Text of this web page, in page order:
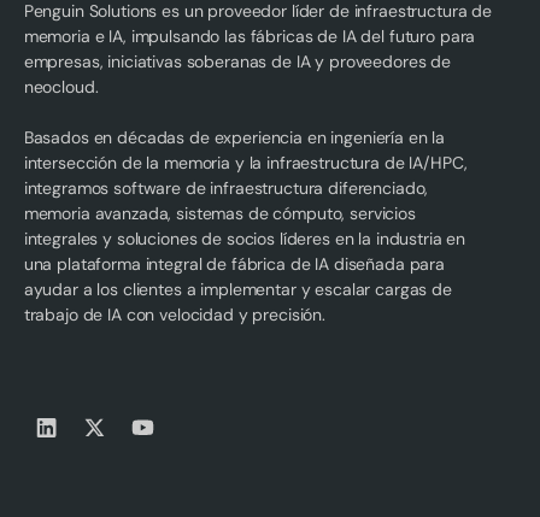
Penguin Solutions es un proveedor líder de infraestructura de
memoria e IA, impulsando las fábricas de IA del futuro para
empresas, iniciativas soberanas de IA y proveedores de
neocloud.
Basados en décadas de experiencia en ingeniería en la
intersección de la memoria y la infraestructura de IA/HPC,
integramos software de infraestructura diferenciado,
memoria avanzada, sistemas de cómputo, servicios
integrales y soluciones de socios líderes en la industria en
una plataforma integral de fábrica de IA diseñada para
ayudar a los clientes a implementar y escalar cargas de
trabajo de IA con velocidad y precisión.